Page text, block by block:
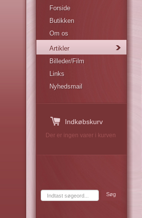
Forside
Butikken
Om os
Artikler
Billeder/Film
Links
Nyhedsmail
Indkøbskurv
Der er ingen varer i kurven
Søg